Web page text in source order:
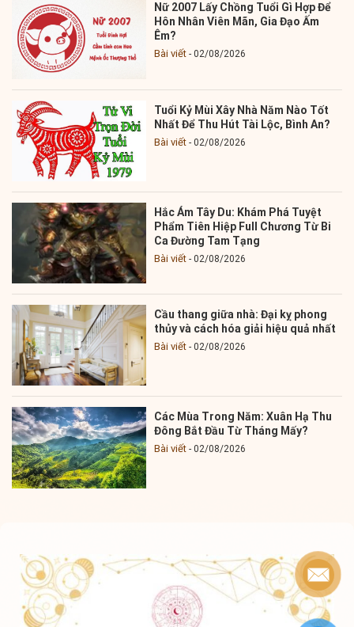
Nữ 2007 Lấy Chồng Tuổi Gì Hợp Để
Hôn Nhân Viên Mãn, Gia Đạo Ấm
Êm?
Bài viết 02/08/2026
Tuổi Kỷ Mùi Xây Nhà Năm Nào Tốt
Nhất Để Thu Hút Tài Lộc, Bình An?
Bài viết 02/08/2026
Hắc Ám Tây Du: Khám Phá Tuyệt
Phẩm Tiên Hiệp Full Chương Từ Bi
Ca Đường Tam Tạng
Bài viết 02/08/2026
Cầu thang giữa nhà: Đại kỵ phong
thủy và cách hóa giải hiệu quả nhất
Bài viết 02/08/2026
Các Mùa Trong Năm: Xuân Hạ Thu
Đông Bắt Đầu Từ Tháng Mấy?
Bài viết 02/08/2026